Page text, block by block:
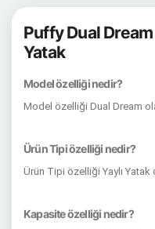
Puffy Dual
Yatak
Model özelliği nedir?
Model özelliği Dual Dream
Ürün Tipi özelliği nedir?
Ürün Tipi özelliği Yaylı
Kapasite özelliği nedir?